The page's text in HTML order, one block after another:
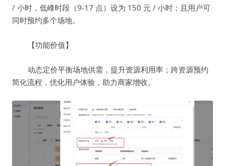
/ 小时，低峰时段（9-17 点）设为 150 元 / 小时；且用户可
同时预约多个场地。
【功能价值】
动态定价平衡场地供需，提升资源利用率；跨资源预约
简化流程，优化用户体验，助力商家增收。